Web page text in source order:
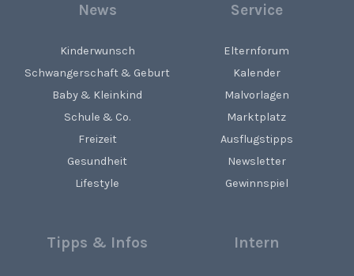
News
Kinderwunsch
Schwangerschaft & Geburt
Baby & Kleinkind
Schule & Co.
Freizeit
Gesundheit
Lifestyle
Service
Elternforum
Kalender
Malvorlagen
Marktplatz
Ausflugstipps
Newsletter
Gewinnspiel
Tipps & Infos Intern